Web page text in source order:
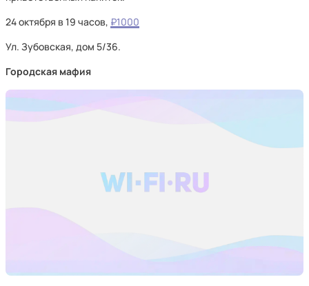
24 октября в 19 часов, ₽1000
Ул. Зубовская, дом 5/36.
Городская мафия